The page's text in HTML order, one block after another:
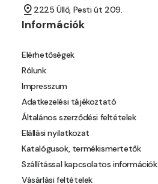
2225 Üllő, Pesti út 209.
Információk
Elérhetőségek
Rólunk
Impresszum
Adatkezelési tájékoztató
Általános szerződési feltételek
Elállási nyilatkozat
Katalógusok, termékismertetők
Szállítással kapcsolatos információk
Vásárlási feltételek